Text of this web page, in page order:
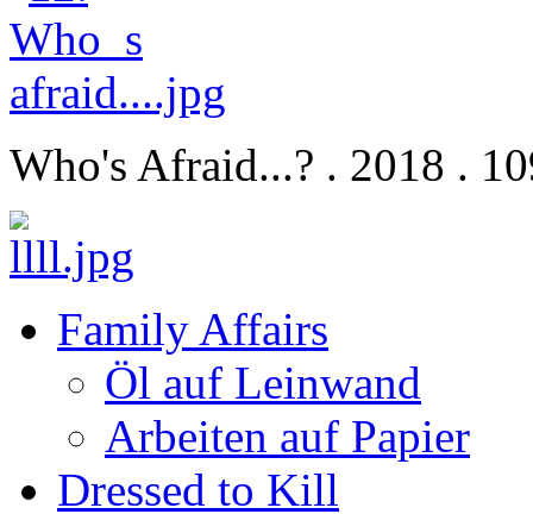
Who's Afraid...? . 2018 .
Family Affairs
Öl auf Leinwand
Arbeiten auf Papier
Dressed to Kill